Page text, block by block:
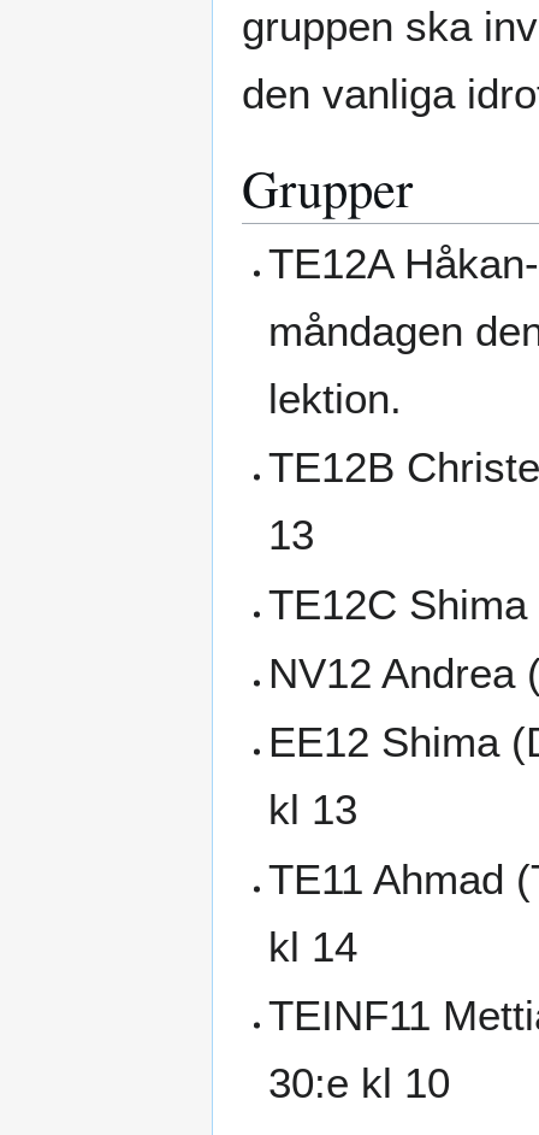
gruppen ska
den vanliga
Grupper
TE12A
måndagen
lektion.
TE12B
13
TE12C
NV12 Andrea
EE12 Shima
kl 13
TE11 Ahmad
kl 14
TEINF11
30:e kl 10